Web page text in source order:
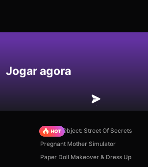
Jogar agora
Hidden Object: Street Of Secrets
Pregnant Mother Simulator
Paper Doll Makeover & Dress Up